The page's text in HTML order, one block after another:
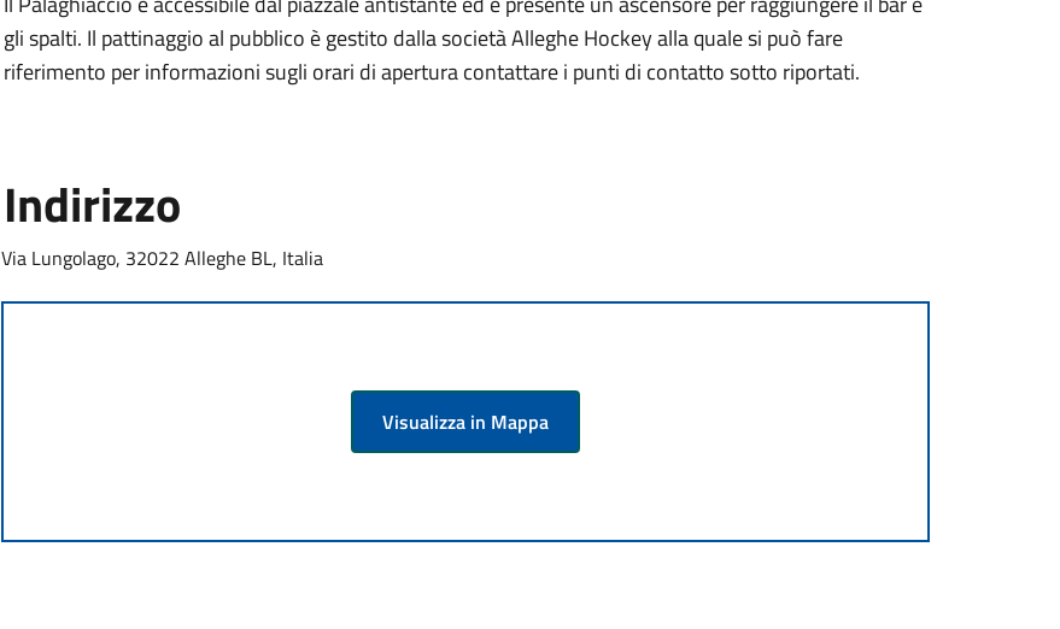
gli spalti. Il pattinaggio al pubblico è gestito dalla società Alleghe Hockey alla quale si può fare
riferimento per informazioni sugli orari di apertura contattare i punti di contatto sotto riportati.
Indirizzo
Via Lungolago, 32022 Alleghe BL, Italia
Visualizza in Mappa